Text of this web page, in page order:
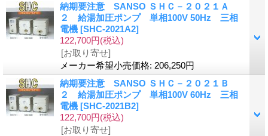
納期要注意 SANSO ＳＨＣ－２０２１Ａ
２ 給湯加圧ポンプ 単相100V 50Hz 三相
電機 [SHC-2021A2]
122,700円(税込)
[お取り寄せ]
メーカー希望小売価格: 206,250円
納期要注意 SANSO ＳＨＣ－２０２１Ｂ
２ 給湯加圧ポンプ 単相100V 60Hz 三相
電機 [SHC-2021B2]
122,700円(税込)
[お取り寄せ]